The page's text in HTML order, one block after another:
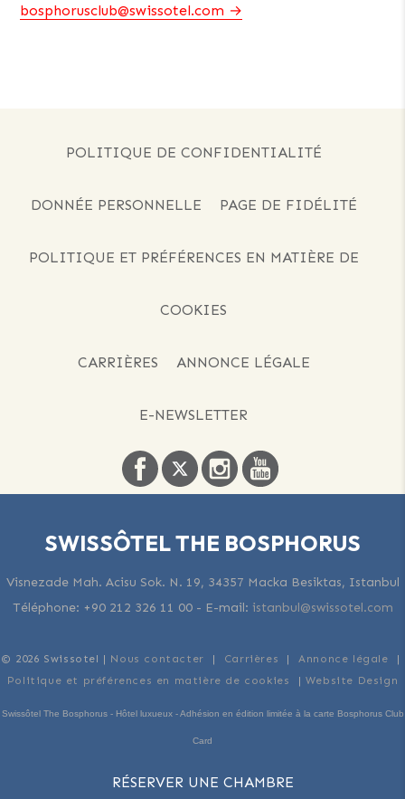
bosphorusclub@swissotel.com
POLITIQUE DE CONFIDENTIALITÉ
DONNÉE PERSONNELLE PAGE DE FIDÉLITÉ
POLITIQUE ET PRÉFÉRENCES EN MATIÈRE DE
COOKIES
CARRIÈRES ANNONCE LÉGALE
E-NEWSLETTER
SWISSÔTEL THE BOSPHORUS
Visnezade Mah. Acisu Sok. N. 19, 34357 Macka Besiktas, Istanbul
Téléphone: +90 212 326 11 00- E-mail: istanbul@swissotel.com
© 2026 Swissotel | Nous contacter | Carrières | Annonce légale |
Politique et préférences en matière de cookies | Website Design
Swissôtel The Bosphorus - Hôtel luxueux - Adhésion en édition limitée à la carte Bosphorus Club
Card
RÉSERVER UNE CHAMBRE